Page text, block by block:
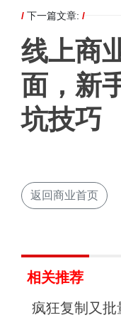
/ 下一篇文章: /
线上商
面，新
坑技巧
返回商业首页
相关推荐
疯狂复制又